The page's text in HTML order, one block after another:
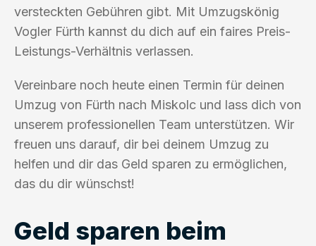
versteckten Gebühren gibt. Mit Umzugskönig
Vogler Fürth kannst du dich auf ein faires Preis-
Leistungs-Verhältnis verlassen.
Vereinbare noch heute einen Termin für deinen
Umzug von Fürth nach Miskolc und lass dich von
unserem professionellen Team unterstützen. Wir
freuen uns darauf, dir bei deinem Umzug zu
helfen und dir das Geld sparen zu ermöglichen,
das du dir wünschst!
Geld sparen beim